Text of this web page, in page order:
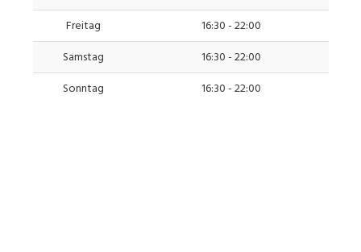
Freitag
16:30 - 22:00
Samstag
16:30 - 22:00
Sonntag
16:30 - 22:00